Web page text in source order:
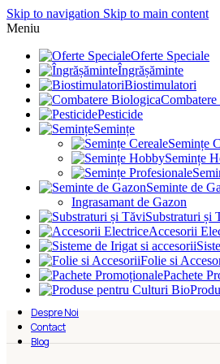
Skip to navigation Skip to main content
Meniu
Oferte Speciale
Îngrășăminte
Biostimulatori
Pesticide
Semințe
Semințe
Semințe
Seminte de
Ingrasamant de Gazon
Substraturi și
Accesorii
Folie si
Pachete
Despre Noi
Contact
Blog